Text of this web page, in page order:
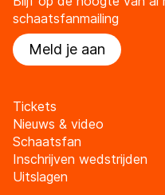
schaatsfanmailing
Meld je aan
Tickets
Nieuws & video
Schaatsfan
Inschrijven wedstrijden
Uitslagen